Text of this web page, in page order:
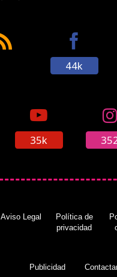
44k
35k
Aviso Legal
Política de
privacidad
Publicidad